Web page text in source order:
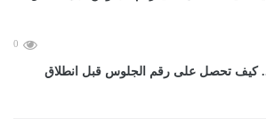
0
كيف تحصل على رقم الجلوس قبل انطلاق